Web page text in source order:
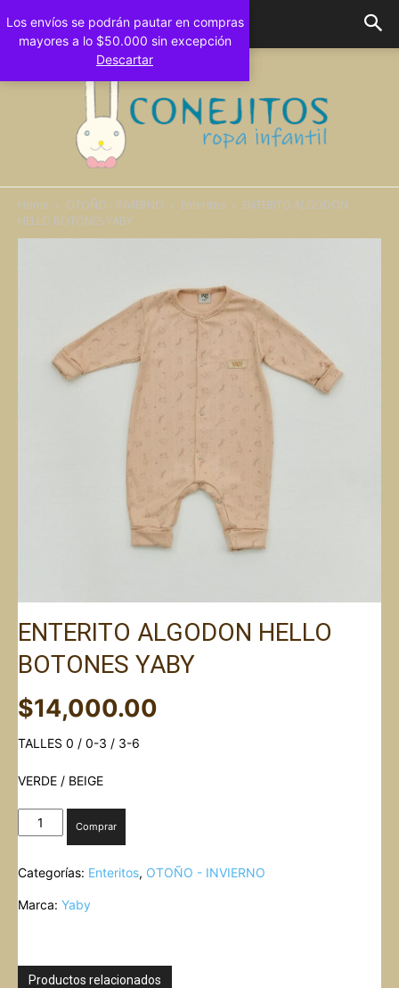
Bebes
Home OTOÑO - INVIERNO Enteritos
ENTERITO ALGODON
HELLO BOTONES YABY
ENTERITO ALGODON HELLO
BOTONES YABY
$14,000.00
TALLES 0 / 0-3 / 3-6
VERDE / BEIGE
ENTERITO
ALGODON
BOTONES
cantidad
Comprar
Categorías: Enteritos, OTOÑO - INVIERNO
Marca: Yaby
Productos relacionados
Los envíos se podrán pautar en compras
mayores a lo $50.000 sin excepción
Descartar